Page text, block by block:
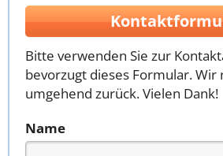
Bitte verwenden Sie zur
bevorzugt dieses Formular. Wir
umgehend zurück. Vielen Dank!
Name